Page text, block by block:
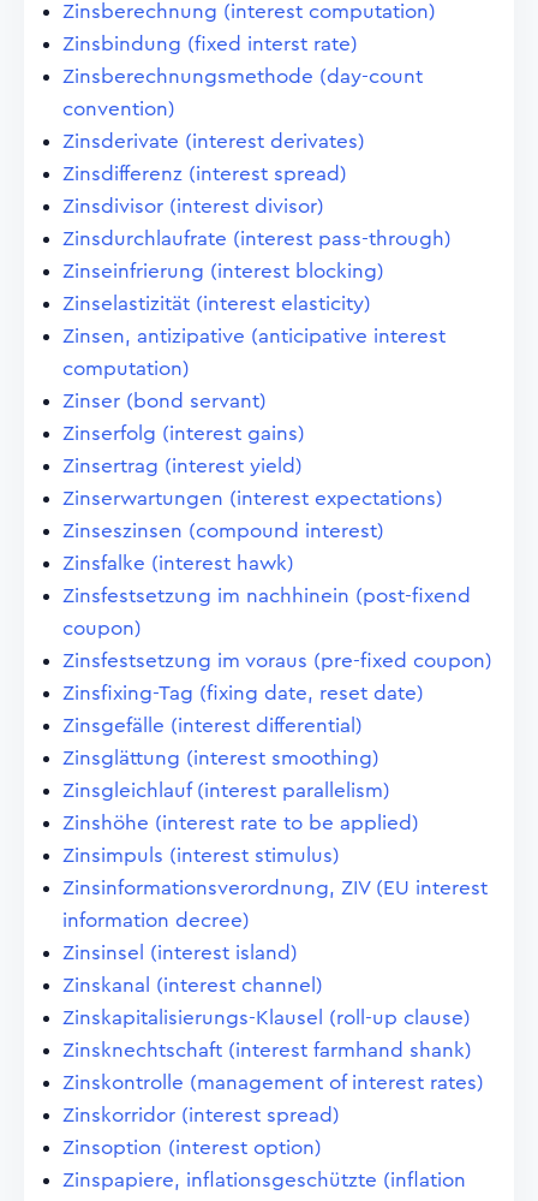
Zinsberechnung (interest computation)
Zinsbindung (fixed interst rate)
Zinsberechnungsmethode (day-count
convention)
Zinsderivate (interest derivates)
Zinsdifferenz (interest spread)
Zinsdivisor (interest divisor)
Zinsdurchlaufrate (interest pass-through)
Zinseinfrierung (interest blocking)
Zinselastizität (interest elasticity)
Zinsen, antizipative (anticipative interest
computation)
Zinser (bond servant)
Zinserfolg (interest gains)
Zinsertrag (interest yield)
Zinserwartungen (interest expectations)
Zinseszinsen (compound interest)
Zinsfalke (interest hawk)
Zinsfestsetzung im nachhinein (post-fixend
coupon)
Zinsfestsetzung im voraus (pre-fixed coupon)
Zinsfixing-Tag (fixing date, reset date)
Zinsgefälle (interest differential)
Zinsglättung (interest smoothing)
Zinsgleichlauf (interest parallelism)
Zinshöhe (interest rate to be applied)
Zinsimpuls (interest stimulus)
Zinsinformationsverordnung, ZIV (EU interest
information decree)
Zinsinsel (interest island)
Zinskanal (interest channel)
Zinskapitalisierungs-Klausel (roll-up clause)
Zinsknechtschaft (interest farmhand shank)
Zinskontrolle (management of interest rates)
Zinskorridor (interest spread)
Zinsoption (interest option)
Zinspapiere, inflationsgeschützte (inflation